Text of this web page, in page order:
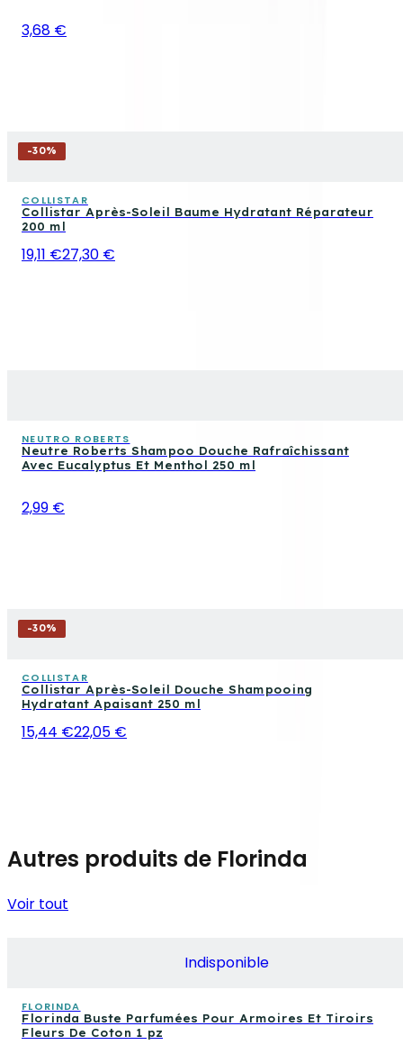
3,68 €
-30%
COLLISTAR
Collistar Après-Soleil Baume Hydratant Réparateur
200 ml
19,11 €27,30 €
NEUTRO ROBERTS
Neutre Roberts Shampoo Douche Rafraîchissant
Avec Eucalyptus Et Menthol 250 ml
2,99 €
-30%
COLLISTAR
Collistar Après-Soleil Douche Shampooing
Hydratant Apaisant 250 ml
15,44 €22,05 €
Autres produits de Florinda
Voir tout
Indisponible
FLORINDA
Florinda Buste Parfumées Pour Armoires Et Tiroirs
Fleurs De Coton 1 pz